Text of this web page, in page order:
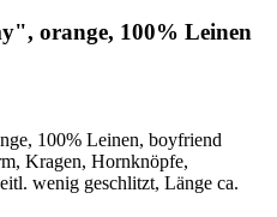
orange, 100% Leinen
100% Leinen, boyfriend
Kragen, Hornknöpfe,
wenig geschlitzt, Länge ca.